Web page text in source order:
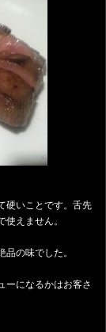
硬いことです。舌先
使えません。
の味でした。
ーになるかはお客さ